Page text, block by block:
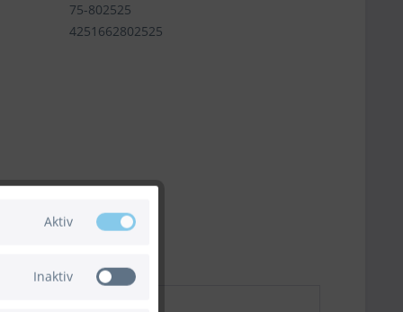
75-802525
4251662802525
Aktiv
Inaktiv